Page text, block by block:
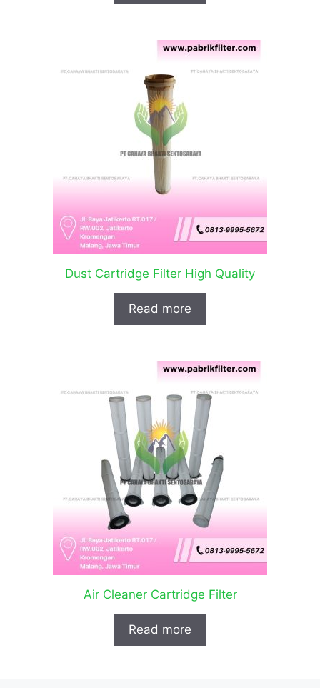
Dust Cartridge Filter High Quality
Read more
Air Cleaner Cartridge Filter
Read more